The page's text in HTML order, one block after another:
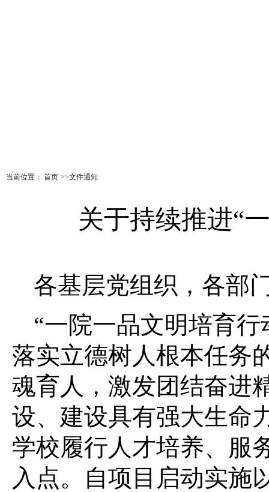
当前位置： 首页 >>文件通知
关于持续推进“
各基层党组织，各部
“一院一品文明培育
落实立德树人根本任务
魂育人，激发团结奋进
设、建设具有强大生命
学校履行人才培养、服
入点。自项目启动实施